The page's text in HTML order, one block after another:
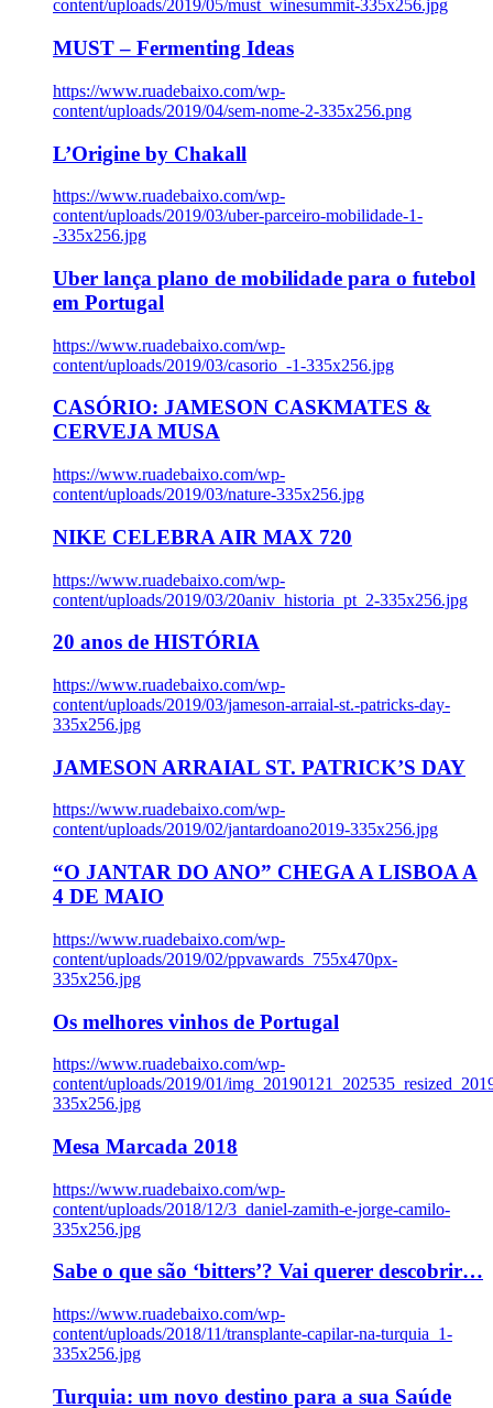
content/uploads/2019/05/must_winesummit-335x256.jpg
MUST – Fermenting Ideas
https://www.ruadebaixo.com/wp-
content/uploads/2019/04/sem-nome-2-335x256.png
L’Origine by Chakall
https://www.ruadebaixo.com/wp-
content/uploads/2019/03/uber-parceiro-mobilidade-1-
-335x256.jpg
Uber lança plano de mobilidade para o futebol
em Portugal
https://www.ruadebaixo.com/wp-
content/uploads/2019/03/casorio_-1-335x256.jpg
CASÓRIO: JAMESON CASKMATES &
CERVEJA MUSA
https://www.ruadebaixo.com/wp-
content/uploads/2019/03/nature-335x256.jpg
NIKE CELEBRA AIR MAX 720
https://www.ruadebaixo.com/wp-
content/uploads/2019/03/20aniv_historia_pt_2-335x256.jpg
20 anos de HISTÓRIA
https://www.ruadebaixo.com/wp-
content/uploads/2019/03/jameson-arraial-st.-patricks-day-
335x256.jpg
JAMESON ARRAIAL ST. PATRICK’S DAY
https://www.ruadebaixo.com/wp-
content/uploads/2019/02/jantardoano2019-335x256.jpg
“O JANTAR DO ANO” CHEGA A LISBOA A
4 DE MAIO
https://www.ruadebaixo.com/wp-
content/uploads/2019/02/ppvawards_755x470px-
335x256.jpg
Os melhores vinhos de Portugal
https://www.ruadebaixo.com/wp-
content/uploads/2019/01/
335x256.jpg
Mesa Marcada 2018
https://www.ruadebaixo.com/wp-
content/uploads/2018/12/3_daniel-zamith-e-jorge-camilo-
335x256.jpg
Sabe o que são ‘bitters’? Vai querer descobrir…
https://www.ruadebaixo.com/wp-
content/uploads/2018/11/transplante-capilar-na-turquia_1-
335x256.jpg
Turquia: um novo destino para a sua Saúde